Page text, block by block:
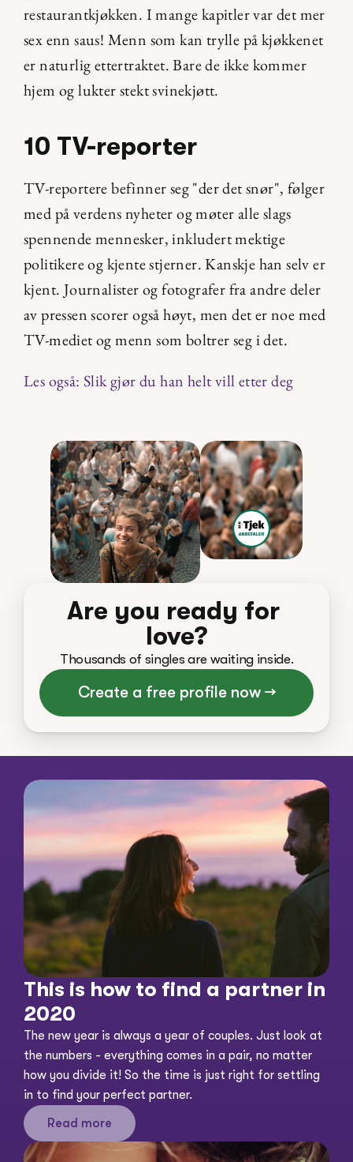
restaurantkjøkken. I mange kapitler var det mer
sex enn saus! Menn som kan trylle på kjøkkenet
er naturlig ettertraktet. Bare de ikke kommer
hjem og lukter stekt svinekjøtt.
10 TV-reporter
TV-reportere befinner seg "der det snør", følger
med på verdens nyheter og møter alle slags
spennende mennesker, inkludert mektige
politikere og kjente stjerner. Kanskje han selv er
kjent. Journalister og fotografer fra andre deler
av pressen scorer også høyt, men det er noe med
TV-mediet og menn som boltrer seg i det.
Les også: Slik gjør du han helt vill etter deg
Are you ready for
love?
Thousands of singles are waiting inside.
Create a free profile now →
This is how to find a partner in
2020
The new year is always a year of couples. Just look at
the numbers - everything comes in a pair, no matter
how you divide it! So the time is just right for settling
in to find your perfect partner.
Read more